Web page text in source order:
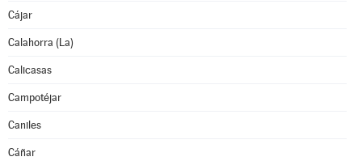
Cájar
Calahorra (La)
Calicasas
Campotéjar
Caniles
Cáñar